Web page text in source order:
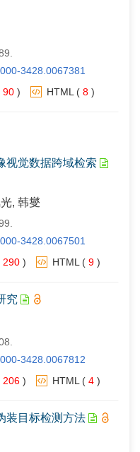
3428.0067381
90 ) HTML ( 8 )
视觉数据跨域检索
, 韩燮
3428.0067501
290 ) HTML ( 9 )
究
3428.0067812
206 ) HTML ( 4 )
装目标检测方法